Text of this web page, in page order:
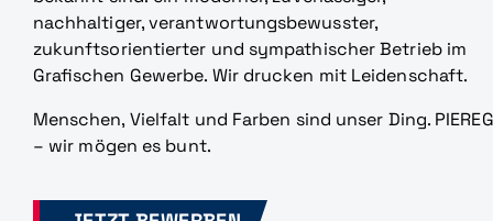
nachhaltiger, verantwortungsbewusster,
zukunftsorientierter und sympathischer Betrieb im
Grafischen Gewerbe. Wir drucken mit Leidenschaft.
Menschen, Vielfalt und Farben sind unser Ding. PIEREG
– wir mögen es bunt.